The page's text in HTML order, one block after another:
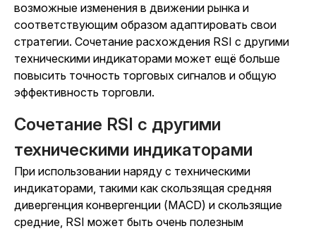
возможные изменения в движении рынка и
соответствующим образом адаптировать свои
стратегии. Сочетание расхождения RSI с другими
техническими индикаторами может ещё больше
повысить точность торговых сигналов и общую
эффективность торговли.
Сочетание RSI с другими
техническими индикаторами
При использовании наряду с техническими
индикаторами, такими как скользящая средняя
дивергенция конвергенции (MACD) и скользящие
средние, RSI может быть очень полезным